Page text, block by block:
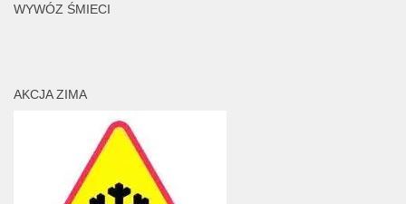
WYWÓZ ŚMIECI
AKCJA ZIMA